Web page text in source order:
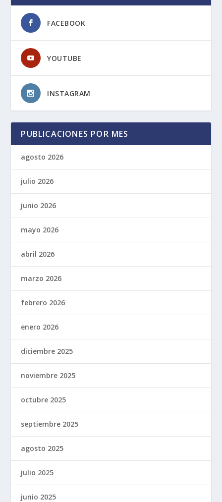
FACEBOOK
YOUTUBE
INSTAGRAM
PUBLICACIONES POR MES
agosto 2026
julio 2026
junio 2026
mayo 2026
abril 2026
marzo 2026
febrero 2026
enero 2026
diciembre 2025
noviembre 2025
octubre 2025
septiembre 2025
agosto 2025
julio 2025
junio 2025